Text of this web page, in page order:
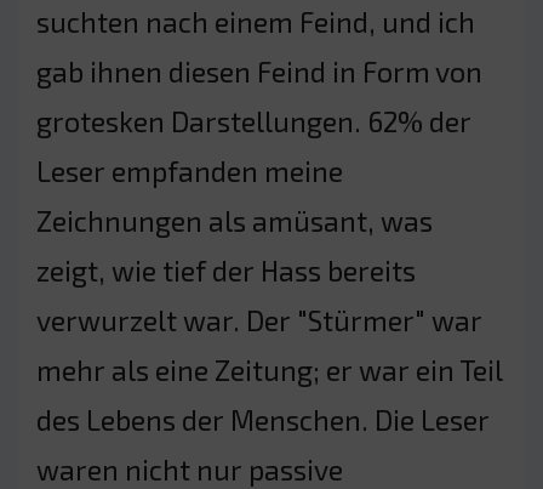
suchten nach einem Feind, und ich
gab ihnen diesen Feind in Form von
grotesken Darstellungen. 62% der
Leser empfanden meine
Zeichnungen als amüsant, was
zeigt, wie tief der Hass bereits
verwurzelt war. Der "Stürmer" war
mehr als eine Zeitung; er war ein Teil
des Lebens der Menschen. Die Leser
waren nicht nur passive